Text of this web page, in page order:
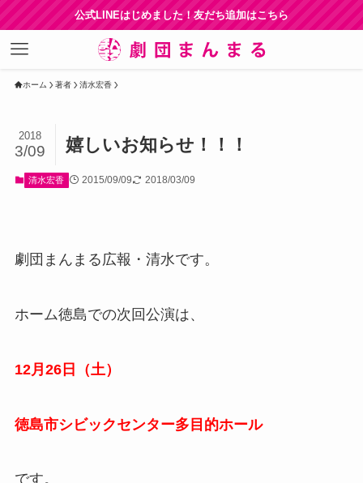
公式LINEはじめました！友だち追加はこちら
ホーム 著者 清水宏香
嬉しいお知らせ！！！
2018
3/09
清水宏香 2015/09/09 2018/03/09
劇団まんまる広報・清水です。
ホーム徳島での次回公演は、
12月26日（土）
徳島市シビックセンター多目的ホール
です。